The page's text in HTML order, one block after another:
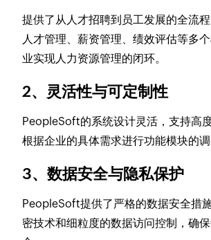
提供了从人才招聘到员工发展的全流
人才管理、薪资管理、绩效评估等多
业实现人力资源管理的闭环。
2、灵活性与可定制性
PeopleSoft的系统设计灵活，支持高
根据企业的具体需求进行功能模块的调
3、数据安全与隐私保护
PeopleSoft提供了严格的数据安全措
密技术和细粒度的数据访问控制，确